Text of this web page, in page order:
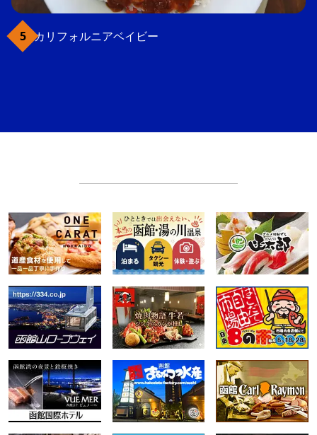
カリフォルニアベイビー